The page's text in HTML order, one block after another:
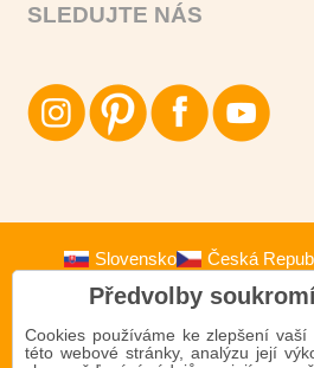
SLEDUJTE NÁS
Slovensko Česká
Österreich
Polska
Předvolby
Cookies používáme ke zlepšení vaší
této webové stránky, analýzu její